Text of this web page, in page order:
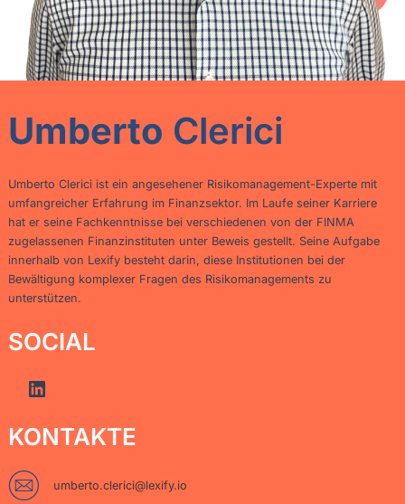
Umberto Clerici
Umberto Clerici ist ein angesehener Risikomanagement-Experte mit
umfangreicher Erfahrung im Finanzsektor. Im Laufe seiner Karriere
hat er seine Fachkenntnisse bei verschiedenen von der FINMA
zugelassenen Finanzinstituten unter Beweis gestellt. Seine Aufgabe
innerhalb von Lexify besteht darin, diese Institutionen bei der
Bewältigung komplexer Fragen des Risikomanagements zu
unterstützen.
SOCIAL
LinkedIn
KONTAKTE
umberto.clerici@lexify.io